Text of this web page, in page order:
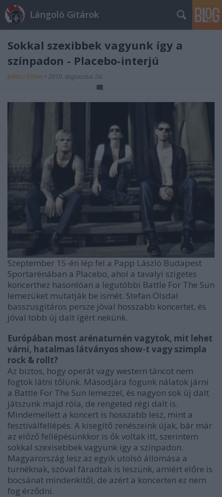
Lángoló Gitárok
Sokkal szexibbek vagyunk így a
színpadon - Placebo-interjú
Juhász Edina • 2010. augusztus 24.
Szeptember 15-én lép fel a Papp László Budapest
Sportarénában a Placebo, ahol a tavalyi szigetes
koncerthez hasonlóan a legutóbbi Battle For The Sun
lemezüket mutatják be ismét. Stefan Olsdal
basszusgitáros persze jóval hosszabb koncertet, és
jóval több új dalt ígért nekünk.
Európában most arénaturnén vagytok, mit lehet
várni, hatalmas látványos show-t vagy szimpla
rock & rollt?
Az biztos, hogy operát vagy western táncot nem
fogtok látni tőlünk. Másodjára fogunk nálatok járni
a Battle For The Sun lemezzel, és nagyon sok új dalt
játszunk majd róla, de rengeted régi dalt is.
Mindemellett a koncert is hosszabb lesz, mint a
fesztiválfellépés. A kisegítő zenészeink újak, bár már
az előző fellépésünkkor is ők voltak itt, szerintem
sokkal szexisebbek vagyunk így a színpadon.
Magyarország lesz az egyik utolsó állomása a
turnéknak, szóval fáradtak is leszünk, amiért előre is
bocsánat mindenkitől, de azért a koncerten ez nem
fog érződni.